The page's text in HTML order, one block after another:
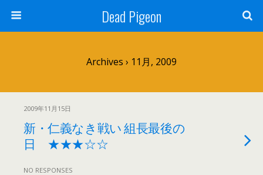
Dead Pigeon
Archives › 11月, 2009
2009年11月15日
新・仁義なき戦い 組長最後の
日 ★★★☆☆
NO RESPONSES